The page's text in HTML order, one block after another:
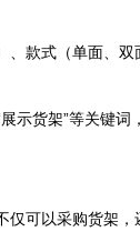
款式（单面、
示货架”等关
可以采购货架